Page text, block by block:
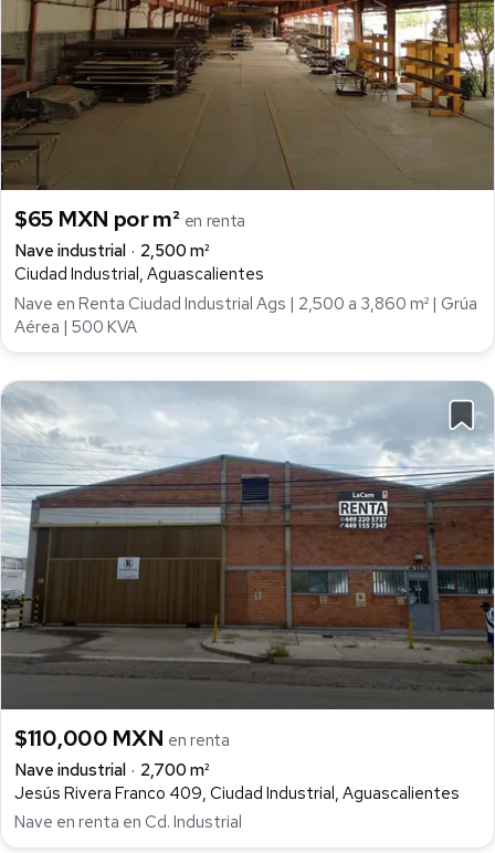
$65 MXN por m² en renta
Nave industrial
2,500 m²
Ciudad Industrial, Aguascalientes
Nave en Renta Ciudad Industrial Ags | 2,500 a 3,860 m² | Grúa
Aérea | 500 KVA
$110,000 MXN en renta
Nave industrial
2,700 m²
Jesús Rivera Franco 409, Ciudad Industrial, Aguascalientes
Nave en renta en Cd. Industrial